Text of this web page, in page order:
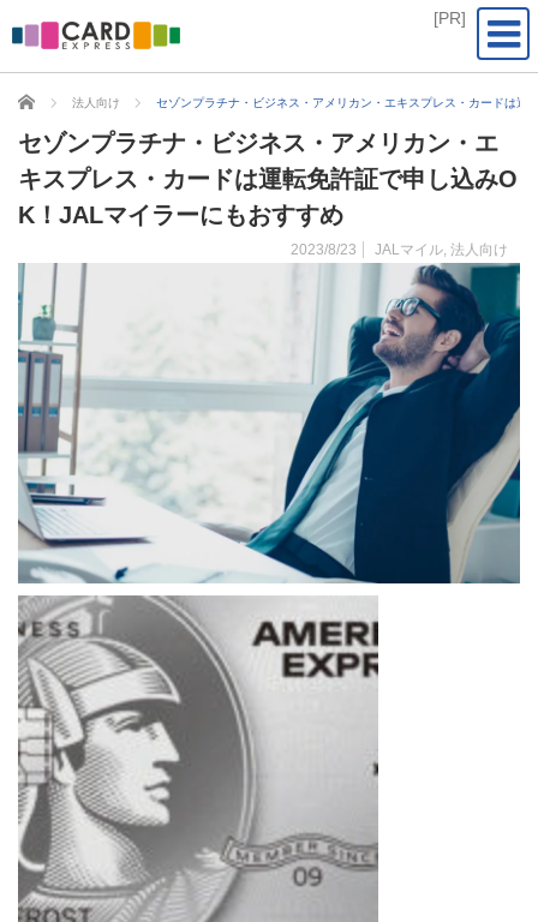
CARD EXPRESS
法人向け セゾンプラチナ・ビジネス・アメリカン・エキスプレス・カードは運
セゾンプラチナ・ビジネス・アメリカン・エ
キスプレス・カードは運転免許証で申し込みO
K！JALマイラーにもおすすめ
2023/8/23 JALマイル, 法人向け